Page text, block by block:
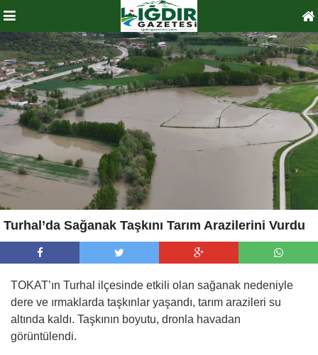
Turhal’da Sağanak Taşkını Tarım Arazilerini Vurdu
TOKAT’ın Turhal ilçesinde etkili olan sağanak nedeniyle
dere ve ırmaklarda taşkınlar yaşandı, tarım arazileri su
altında kaldı. Taşkının boyutu, dronla havadan
görüntülendi.